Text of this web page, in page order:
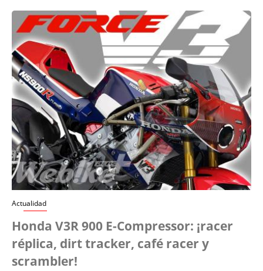
Actualidad
Honda V3R 900 E-Compressor: ¡racer
réplica, dirt tracker, café racer y
scrambler!